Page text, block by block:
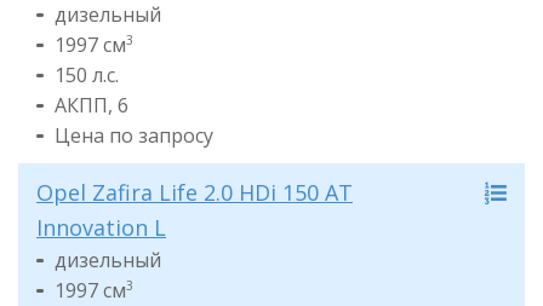
дизельный
1997 см3
150 л.с.
АКПП, 6
Цена по запросу
Opel Zafira Life 2.0 HDi 150 AT
Innovation L
дизельный
1997 см3